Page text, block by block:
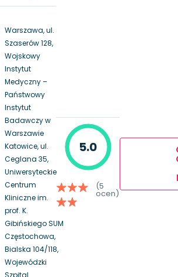
Warszawa, ul.
Szaserów 128,
Wojskowy
Instytut
Medyczny –
Państwowy
Instytut
Badawczy w
Warszawie
Katowice, ul.
Ceglana 35,
Uniwersyteckie
Centrum
Kliniczne im.
prof. K.
Gibińskiego SUM
Częstochowa,
Bialska 104/118,
Wojewódzki
5.0
(5
ocen)